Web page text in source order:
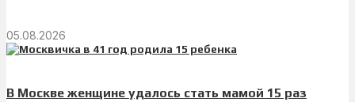
05.08.2026
В Москве женщине удалось стать мамой 15 раз